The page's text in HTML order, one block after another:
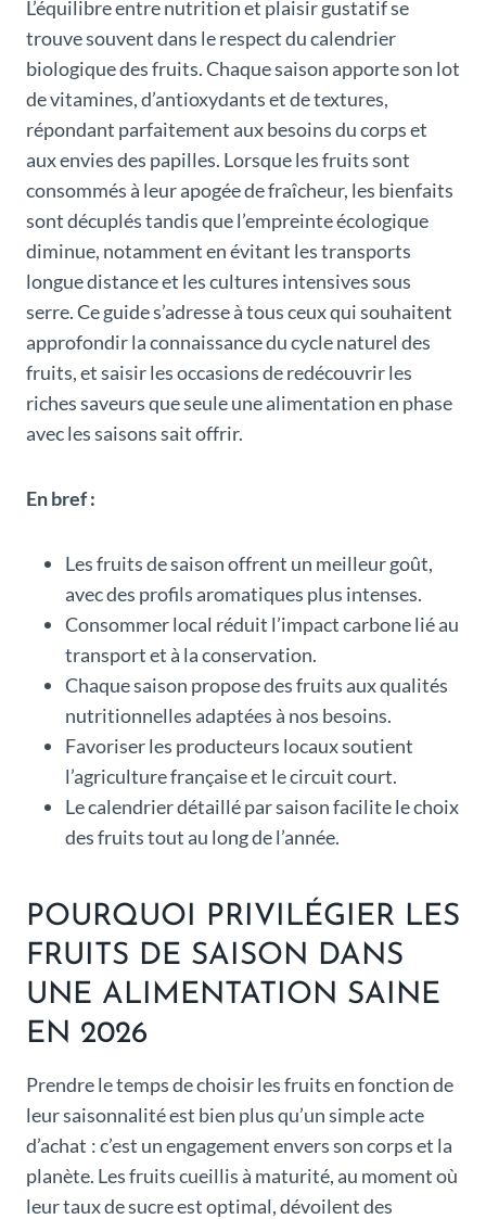
L’équilibre entre nutrition et plaisir gustatif se
trouve souvent dans le respect du calendrier
biologique des fruits. Chaque saison apporte son lot
de vitamines, d’antioxydants et de textures,
répondant parfaitement aux besoins du corps et
aux envies des papilles. Lorsque les fruits sont
consommés à leur apogée de fraîcheur, les bienfaits
sont décuplés tandis que l’empreinte écologique
diminue, notamment en évitant les transports
longue distance et les cultures intensives sous
serre. Ce guide s’adresse à tous ceux qui souhaitent
approfondir la connaissance du cycle naturel des
fruits, et saisir les occasions de redécouvrir les
riches saveurs que seule une alimentation en phase
avec les saisons sait offrir.
En bref :
Les fruits de saison offrent un meilleur goût,
avec des profils aromatiques plus intenses.
Consommer local réduit l’impact carbone lié au
transport et à la conservation.
Chaque saison propose des fruits aux qualités
nutritionnelles adaptées à nos besoins.
Favoriser les producteurs locaux soutient
l’agriculture française et le circuit court.
Le calendrier détaillé par saison facilite le choix
des fruits tout au long de l’année.
POURQUOI PRIVILÉGIER LES
FRUITS DE SAISON DANS
UNE ALIMENTATION SAINE
EN 2026
Prendre le temps de choisir les fruits en fonction de
leur saisonnalité est bien plus qu’un simple acte
d’achat : c’est un engagement envers son corps et la
planète. Les fruits cueillis à maturité, au moment où
leur taux de sucre est optimal, dévoilent des